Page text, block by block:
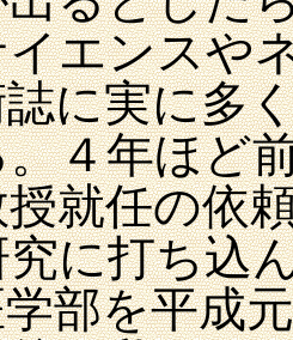
エンスや
に実に多
４年ほど
就任の依
に打ち込
部を平成